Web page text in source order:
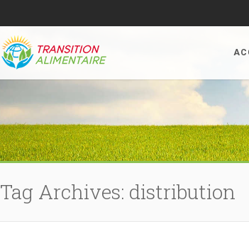
Tag Archives: distribution